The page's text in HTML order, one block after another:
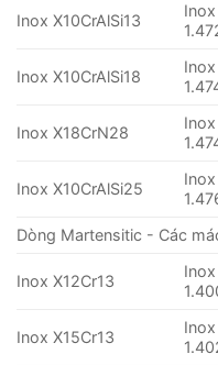
Inox X10CrAlSi13
Inox
Inox X10CrAlSi18
Inox
Inox X18CrN28
Inox
Inox X10CrAlSi25
Inox
Dòng Martensitic - Các
Inox X12Cr13
Inox
Inox X15Cr13
Inox